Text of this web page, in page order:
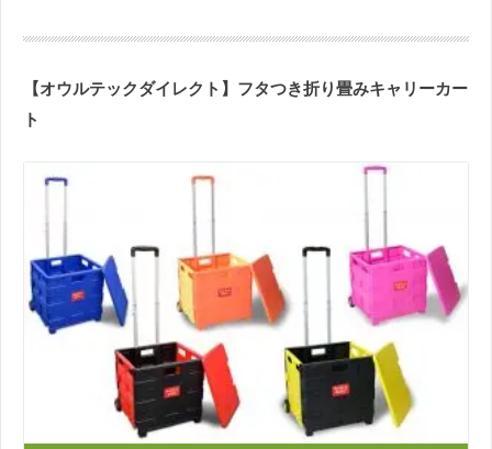
【オウルテックダイレクト】フタつき折り畳みキャリーカー
ト